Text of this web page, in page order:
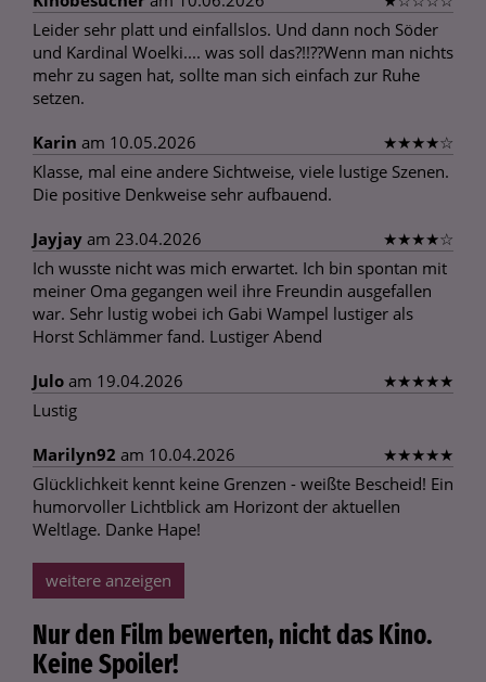
Leider sehr platt und einfallslos. Und dann noch Söder
und Kardinal Woelki.... was soll das?!!??Wenn man nichts
mehr zu sagen hat, sollte man sich einfach zur Ruhe
setzen.
Karin am 10.05.2026 ★★★★☆
Klasse, mal eine andere Sichtweise, viele lustige Szenen.
Die positive Denkweise sehr aufbauend.
Jayjay am 23.04.2026 ★★★★☆
Ich wusste nicht was mich erwartet. Ich bin spontan mit
meiner Oma gegangen weil ihre Freundin ausgefallen
war. Sehr lustig wobei ich Gabi Wampel lustiger als
Horst Schlämmer fand. Lustiger Abend
Julo am 19.04.2026 ★★★★★
Lustig
Marilyn92 am 10.04.2026 ★★★★★
Glücklichkeit kennt keine Grenzen - weißte Bescheid! Ein
humorvoller Lichtblick am Horizont der aktuellen
Weltlage. Danke Hape!
weitere anzeigen
Nur den Film bewerten, nicht das Kino.
Keine Spoiler!